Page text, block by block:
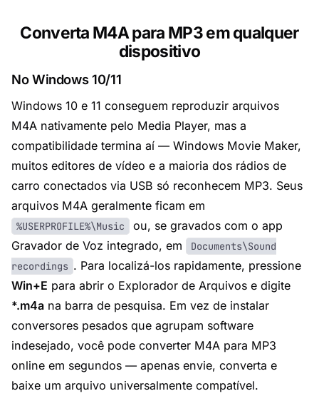
Converta M4A para MP3 em qualquer
dispositivo
No Windows 10/11
Windows 10 e 11 conseguem reproduzir arquivos
M4A nativamente pelo Media Player, mas a
compatibilidade termina aí — Windows Movie Maker,
muitos editores de vídeo e a maioria dos rádios de
carro conectados via USB só reconhecem MP3. Seus
arquivos M4A geralmente ficam em
%USERPROFILE%\Music
ou, se gravados com o app
Gravador de Voz integrado, em
Documents\Sound
recordings . Para localizá-los rapidamente, pressione
Win+E para abrir o Explorador de Arquivos e digite
*.m4a na barra de pesquisa. Em vez de instalar
conversores pesados que agrupam software
indesejado, você pode converter M4A para MP3
online em segundos — apenas envie, converta e
baixe um arquivo universalmente compatível.